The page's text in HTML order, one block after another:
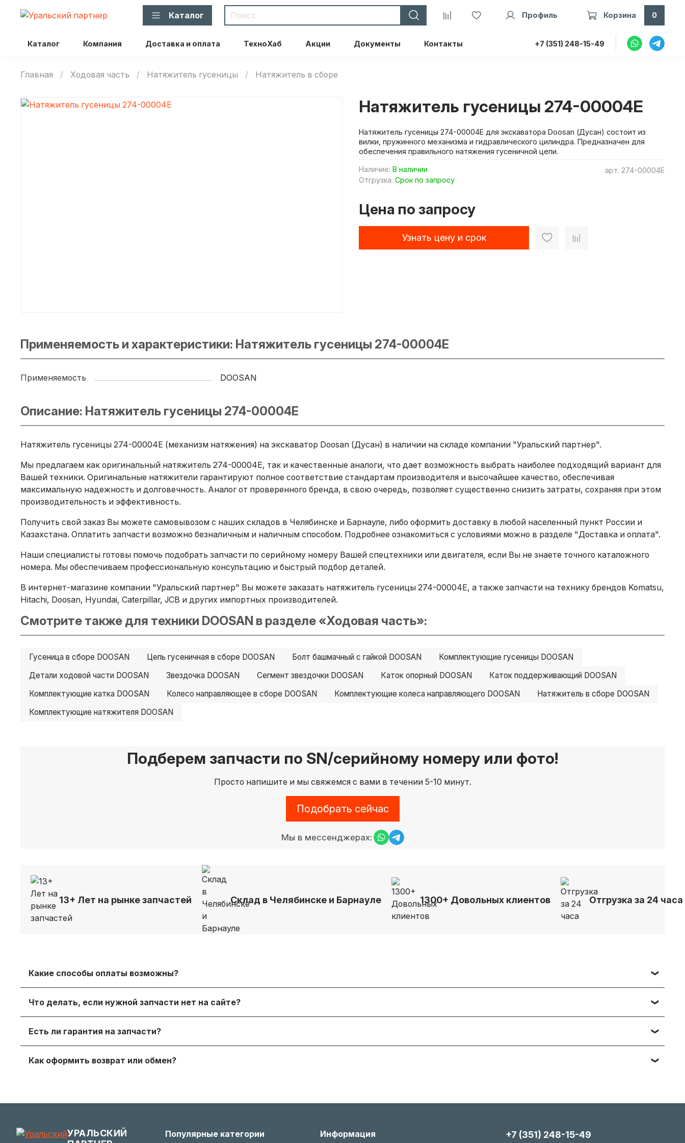
Каталог Компания Доставка и оплата ТехноХаб Акции Документы Контакты +7 (351) 248-15-49
Каталог Профиль Корзина 0
Главная Ходовая часть Натяжитель гусеницы Натяжитель в сборе
арт. 274-00004E
Наличие: В наличии
Отгрузка: Срок по запросу
Натяжитель гусеницы 274-00004E
Цена по запросу
Узнать цену и срок
Натяжитель гусеницы 274-00004E для экскаватора Doosan (Дусан) состоит из
вилки, пружинного механизма и гидравлического цилиндра. Предназначен для
обеспечения правильного натяжения гусеничной цепи.
Применяемость и характеристики: Натяжитель гусеницы 274-00004E
Применяемость DOOSAN
Описание: Натяжитель гусеницы 274-00004E
Натяжитель гусеницы 274-00004E (механизм натяжения) на экскаватор Doosan (Дусан) в наличии на складе компании "Уральский партнер".
Мы предлагаем как оригинальный натяжитель 274-00004E, так и качественные аналоги, что дает возможность выбрать наиболее подходящий вариант для
Вашей техники. Оригинальные натяжители гарантируют полное соответствие стандартам производителя и высочайшее качество, обеспечивая
максимальную надежность и долговечность. Аналог от проверенного бренда, в свою очередь, позволяет существенно снизить затраты, сохраняя при этом
производительность и эффективность.
Получить свой заказ Вы можете самовывозом с наших складов в Челябинске и Барнауле, либо оформить доставку в любой населенный пункт России и
Казахстана. Оплатить запчасти возможно безналичным и наличным способом. Подробнее ознакомиться с условиями можно в разделе "Доставка и оплата".
Наши специалисты готовы помочь подобрать запчасти по серийному номеру Вашей спецтехники или двигателя, если Вы не знаете точного каталожного
номера. Мы обеспечиваем профессиональную консультацию и быстрый подбор деталей.
В интернет-магазине компании "Уральский партнер" Вы можете заказать натяжитель гусеницы 274-00004E, а также запчасти на технику брендов Komatsu,
Hitachi, Doosan, Hyundai, Caterpillar, JCB и других импортных производителей.
Смотрите также для техники DOOSAN в разделе «Ходовая часть»:
Гусеница в сборе DOOSAN Цепь гусеничная в сборе DOOSAN Болт башмачный с гайкой DOOSAN
Комплектующие гусеницы DOOSAN
Детали ходовой части DOOSAN
Звездочка DOOSAN Сегмент звездочки DOOSAN Каток опорный DOOSAN
Каток поддерживающий DOOSAN
Комплектующие катка DOOSAN
Колесо направляющее в сборе DOOSAN Комплектующие колеса направляющего DOOSAN
Натяжитель в сборе DOOSAN
Комплектующие натяжителя DOOSAN
Подберем запчасти по SN/серийному номеру или фото!
Просто напишите и мы свяжемся с вами в течении 5-10 минут.
Подобрать сейчас
Мы в мессенджерах:
13+ Лет на рынке запчастей Склад в Челябинске и Барнауле 1300+ Довольных клиентов Отгрузка за 24 часа
Какие способы оплаты возможны?
онлайн‑оплату.
Что делать, если нужной запчасти нет на сайте?
достойный вариант.
Есть ли гарантия на запчасти?
получите с заказом или по запросу у менеджера.
Как оформить возврат или обмен?
УРАЛЬСКИЙ
Популярные категории Информация +7 (351) 248-15-49